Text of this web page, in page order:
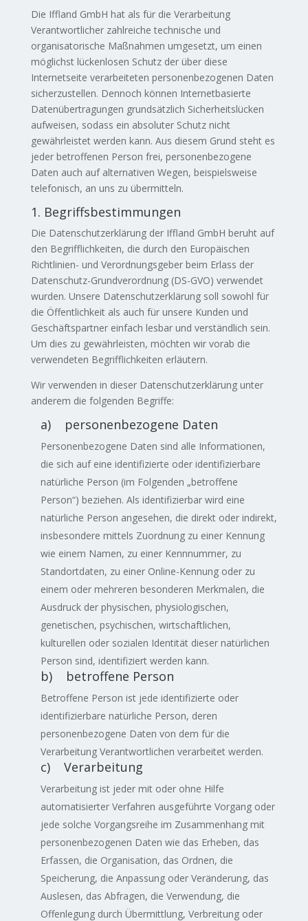
Die Iffland GmbH hat als für die Verarbeitung
Verantwortlicher zahlreiche technische und
organisatorische Maßnahmen umgesetzt, um einen
möglichst lückenlosen Schutz der über diese
Internetseite verarbeiteten personenbezogenen Daten
sicherzustellen. Dennoch können Internetbasierte
Datenübertragungen grundsätzlich Sicherheitslücken
aufweisen, sodass ein absoluter Schutz nicht
gewährleistet werden kann. Aus diesem Grund steht es
jeder betroffenen Person frei, personenbezogene
Daten auch auf alternativen Wegen, beispielsweise
telefonisch, an uns zu übermitteln.
1. Begriffsbestimmungen
Die Datenschutzerklärung der Iffland GmbH beruht auf
den Begrifflichkeiten, die durch den Europäischen
Richtlinien- und Verordnungsgeber beim Erlass der
Datenschutz-Grundverordnung (DS-GVO) verwendet
wurden. Unsere Datenschutzerklärung soll sowohl für
die Öffentlichkeit als auch für unsere Kunden und
Geschäftspartner einfach lesbar und verständlich sein.
Um dies zu gewährleisten, möchten wir vorab die
verwendeten Begrifflichkeiten erläutern.
Wir verwenden in dieser Datenschutzerklärung unter
anderem die folgenden Begriffe:
a) personenbezogene Daten
Personenbezogene Daten sind alle Informationen,
die sich auf eine identifizierte oder identifizierbare
natürliche Person (im Folgenden „betroffene
Person“) beziehen. Als identifizierbar wird eine
natürliche Person angesehen, die direkt oder indirekt,
insbesondere mittels Zuordnung zu einer Kennung
wie einem Namen, zu einer Kennnummer, zu
Standortdaten, zu einer Online-Kennung oder zu
einem oder mehreren besonderen Merkmalen, die
Ausdruck der physischen, physiologischen,
genetischen, psychischen, wirtschaftlichen,
kulturellen oder sozialen Identität dieser natürlichen
Person sind, identifiziert werden kann.
b) betroffene Person
Betroffene Person ist jede identifizierte oder
identifizierbare natürliche Person, deren
personenbezogene Daten von dem für die
Verarbeitung Verantwortlichen verarbeitet werden.
c) Verarbeitung
Verarbeitung ist jeder mit oder ohne Hilfe
automatisierter Verfahren ausgeführte Vorgang oder
jede solche Vorgangsreihe im Zusammenhang mit
personenbezogenen Daten wie das Erheben, das
Erfassen, die Organisation, das Ordnen, die
Speicherung, die Anpassung oder Veränderung, das
Auslesen, das Abfragen, die Verwendung, die
Offenlegung durch Übermittlung, Verbreitung oder